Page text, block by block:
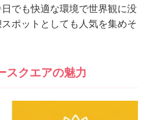
でも快適な環境で世界観に没
ポットとしても人気を集めそ
スクエアの魅力